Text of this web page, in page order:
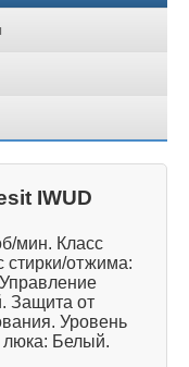
IWUD
мин. Класс
стирки/отжима:
Защита от
Уровень
Белый.